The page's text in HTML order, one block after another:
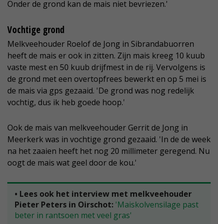
Onder de grond kan de mais niet bevriezen.'
Vochtige grond
Melkveehouder Roelof de Jong in Sibrandabuorren
heeft de mais er ook in zitten. Zijn mais kreeg 10 kuub
vaste mest en 50 kuub drijfmest in de rij. Vervolgens is
de grond met een overtopfrees bewerkt en op 5 mei is
de mais via gps gezaaid. 'De grond was nog redelijk
vochtig, dus ik heb goede hoop.'
Ook de mais van melkveehouder Gerrit de Jong in
Meerkerk was in vochtige grond gezaaid. 'In de de week
na het zaaien heeft het nog 20 millimeter geregend. Nu
oogt de mais wat geel door de kou.'
• Lees ook het interview met melkveehouder
Pieter Peters in Oirschot: 'Maiskolvensilage past
beter in rantsoen met veel gras'